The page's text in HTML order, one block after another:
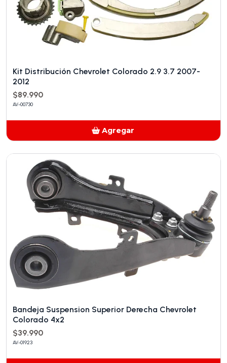
Kit Distribución Chevrolet Colorado 2.9 3.7 2007-
2012
$89.990
AV-00730
Agregar
Bandeja Suspension Superior Derecha Chevrolet
Colorado 4x2
$39.990
AV-01923